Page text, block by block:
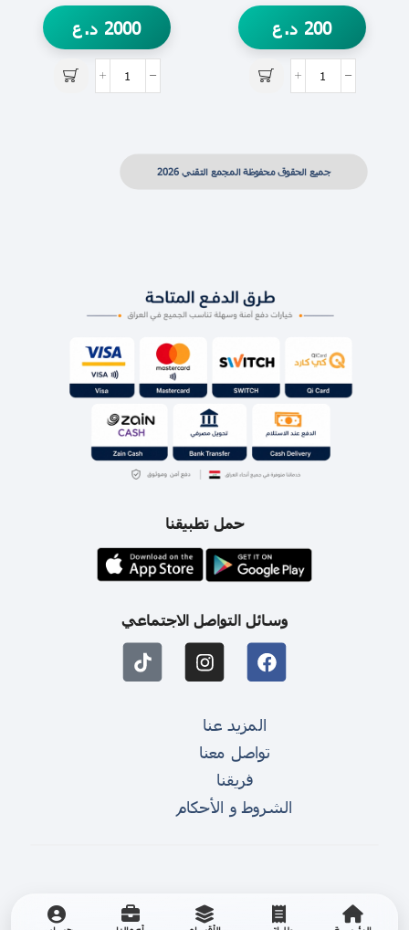
200 د.ع 2000 د.ع
جميع الحقوق محفوظة المجمع التقني 2026
حمل تطبيقنا
وسائل التواصل الاجتماعي
المزيد عنا
تواصل معنا
فريقنا
الشروط و الأحكام